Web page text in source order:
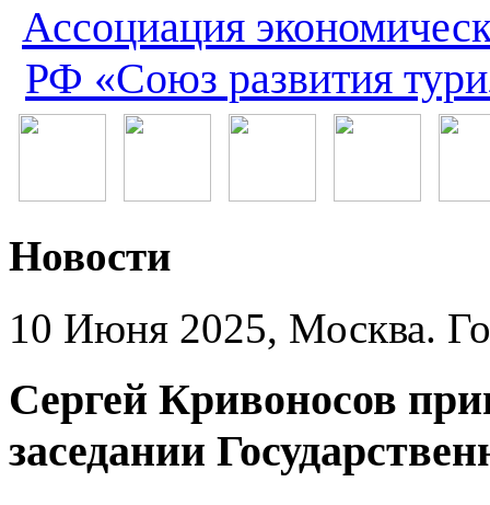
Ассоциация
РФ «Союз развития
Новости
10 Июня 2025, Москва.
Сергей Кривоносов
заседании